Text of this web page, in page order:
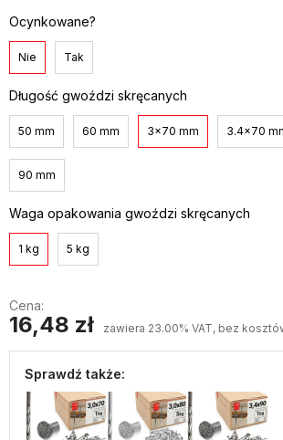
Ocynkowane?
Nie Tak
Długość gwoździ skręcanych
50 mm 60 mm 3x70 mm 3.4x70
90 mm
Waga opakowania gwoździ skręcanych
1 kg 5 kg
Cena:
16,48 zł zawiera 23.00% VAT, bez
Sprawdź także: